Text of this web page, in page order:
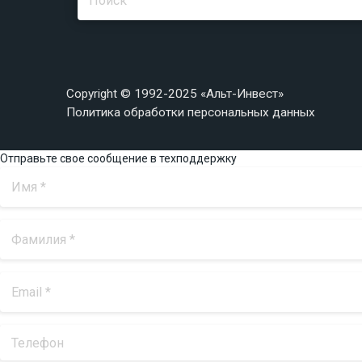
Copyright © 1992-2025 «Альт-Инвест»
Политика обработки персональных данных
Отправьте свое сообщение в техподдержку